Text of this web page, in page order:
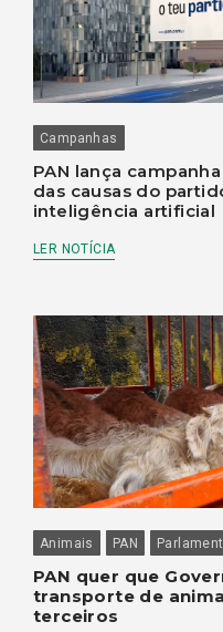
Campanhas
PAN lança
das causas do
inteligência artificial
LER NOTÍCIA
Animais PAN
PAN quer que
transporte de
terceiros